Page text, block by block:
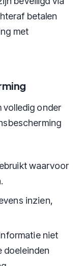
betalen
met
volledig onder
waarvoor
inzien,
niet
doeleinden